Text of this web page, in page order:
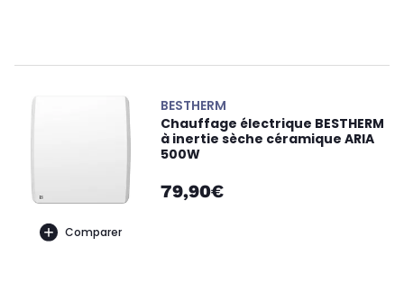
Comparer
BESTHERM
Chauffage électrique BESTHERM
à inertie sèche céramique ARIA
500W
79,90€